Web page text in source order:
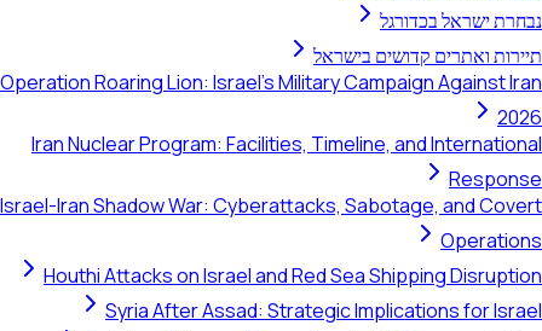
נבחרת ישראל בכדורגל
תיירות ואתרים קדושים בישראל
Operation Roaring Lion: Israel's Military Campaign Against Iran
2026
Iran Nuclear Program: Facilities, Timeline, and International
Response
Israel-Iran Shadow War: Cyberattacks, Sabotage, and Covert
Operations
Houthi Attacks on Israel and Red Sea Shipping Disruption
Syria After Assad: Strategic Implications for Israel